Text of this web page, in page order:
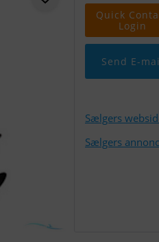
Quick
Login
Send E-
Sælgers
Sælgers